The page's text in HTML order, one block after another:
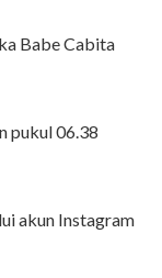
Babe Cabita
pukul 06.38
akun Instagram